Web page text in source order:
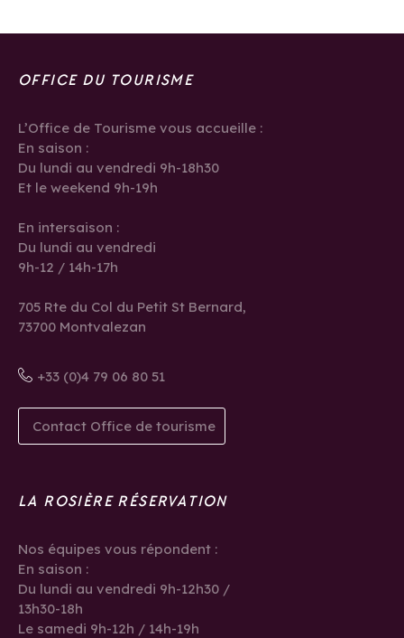
OFFICE DU TOURISME
L’Office de Tourisme vous accueille :
En saison :
Du lundi au vendredi 9h-18h30
Et le weekend 9h-19h
En intersaison :
Du lundi au vendredi
9h-12 / 14h-17h
705 Rte du Col du Petit St Bernard,
73700 Montvalezan
+33 (0)4 79 06 80 51
Contact Office de tourisme
LA ROSIÈRE RÉSERVATION
Nos équipes vous répondent :
En saison :
Du lundi au vendredi 9h-12h30 /
13h30-18h
Le samedi 9h-12h / 14h-19h